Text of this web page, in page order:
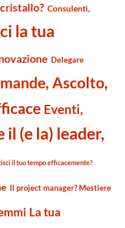
Consulenti,
la tua
Delegare
Ascolto,
Eventi,
il (e la) leader,
il tuo tempo efficacemente?
Il project manager? Mestiere
La tua